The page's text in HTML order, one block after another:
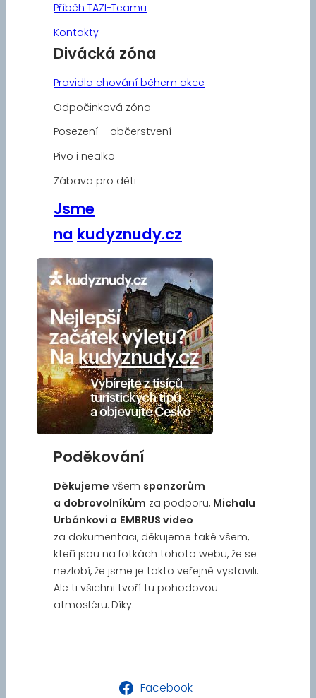
Příběh TAZI-Teamu
Kontakty
Divácká zóna
Pravidla chování během akce
Odpočinková zóna
Posezení – občerstvení
Pivo i nealko
Zábava pro děti
Jsme
na kudyznudy.cz
Poděkování
Děkujeme všem sponzorům
a dobrovolníkům za podporu, Michalu
Urbánkovi a EMBRUS video
za dokumentaci, děkujeme také všem,
kteří jsou na fotkách tohoto webu, že se
nezlobí, že jsme je takto veřejně vystavili.
Ale ti všichni tvoří tu pohodovou
atmosféru. Díky.
Facebook